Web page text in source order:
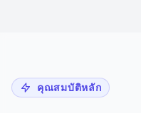
คุณสมบัติหลัก